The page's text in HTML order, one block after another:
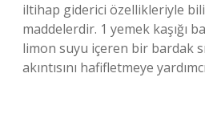
iltihap giderici özellikleriyle
maddelerdir. 1 yemek kaşığı
limon suyu içeren bir bardak
akıntısını hafifletmeye